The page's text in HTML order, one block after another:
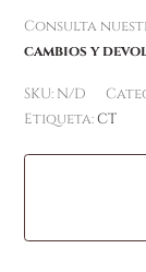
Consulta
cambios y
SKU: N/D
Etiqueta:CT